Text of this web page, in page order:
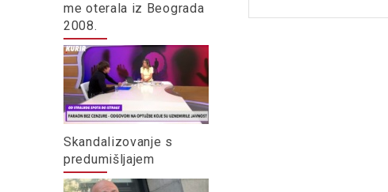
me oterala iz Beograda
2008.
Skandalizovanje s
predumišljajem